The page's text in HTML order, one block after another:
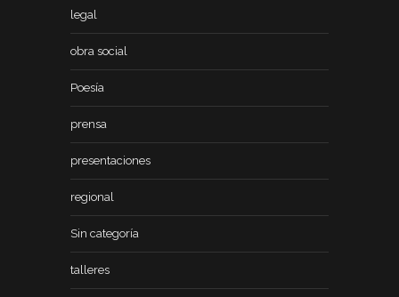
legal
obra social
Poesía
prensa
presentaciones
regional
Sin categoría
talleres